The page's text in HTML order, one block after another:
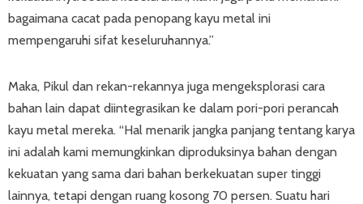
bagaimana cacat pada penopang kayu metal ini
mempengaruhi sifat keseluruhannya.”
Maka, Pikul dan rekan-rekannya juga mengeksplorasi cara
bahan lain dapat diintegrasikan ke dalam pori-pori perancah
kayu metal mereka. “Hal menarik jangka panjang tentang karya
ini adalah kami memungkinkan diproduksinya bahan dengan
kekuatan yang sama dari bahan berkekuatan super tinggi
lainnya, tetapi dengan ruang kosong 70 persen. Suatu hari